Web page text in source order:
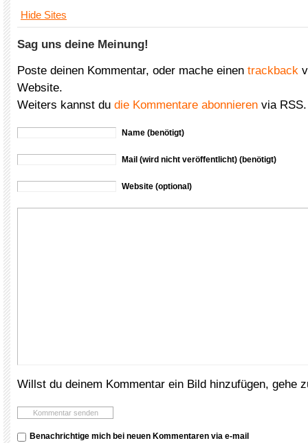
Hide Sites
Sag uns deine Meinung!
Poste deinen Kommentar, oder mache einen trackback
Website.
Weiters kannst du die Kommentare abonnieren via RSS.
Name (benötigt)
Mail (wird nicht veröffentlicht) (benötigt)
Website (optional)
Willst du deinem Kommentar ein Bild hinzufügen, gehe
Benachrichtige mich bei neuen Kommentaren via e-mail